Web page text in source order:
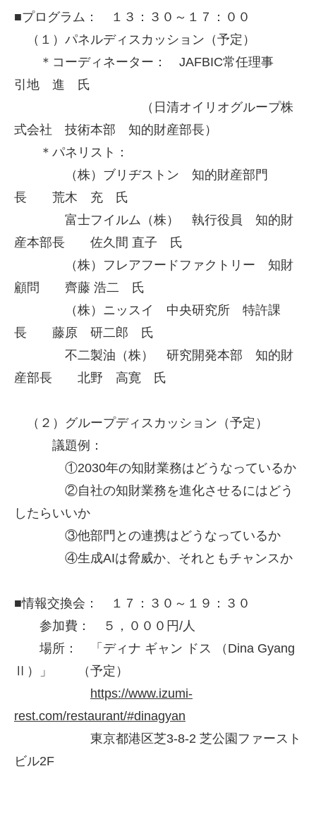
■プログラム： １３：３０～１７：００
（１）パネルディスカッション（予定）
＊コーディネーター： JAFBIC常任理事
引地 進 氏
（日清オイリオグループ株
式会社 技術本部 知的財産部長）
＊パネリスト：
（株）ブリヂストン 知的財産部門
長 荒木 充 氏
富士フイルム（株） 執行役員 知的財
産本部長 佐久間 直子 氏
（株）フレアフードファクトリー 知財
顧問 齊藤 浩二 氏
（株）ニッスイ 中央研究所 特許課
長 藤原 研二郎 氏
不二製油（株） 研究開発本部 知的財
産部長 北野 高寛 氏
（２）グループディスカッション（予定）
議題例：
①2030年の知財業務はどうなっているか
②自社の知財業務を進化させるにはどう
したらいいか
③他部門との連携はどうなっているか
④生成AIは脅威か、それともチャンスか
■情報交換会： １７：３０～１９：３０
参加費： ５，０００円/人
場所： 「ディナ ギャン ドス （Dina Gyang
Ⅱ）」 （予定）
https://www.izumi-
rest.com/restaurant/#dinagyan
東京都港区芝3-8-2 芝公園ファースト
ビル2F